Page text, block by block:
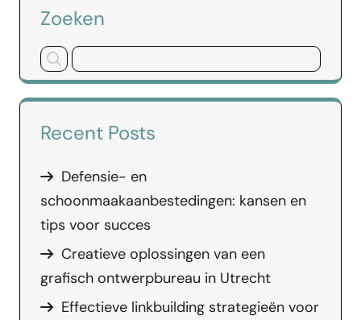
Zoeken
Recent Posts
Defensie- en
schoonmaakaanbestedingen: kansen en
tips voor succes
Creatieve oplossingen van een
grafisch ontwerpbureau in Utrecht
Effectieve linkbuilding strategieën voor